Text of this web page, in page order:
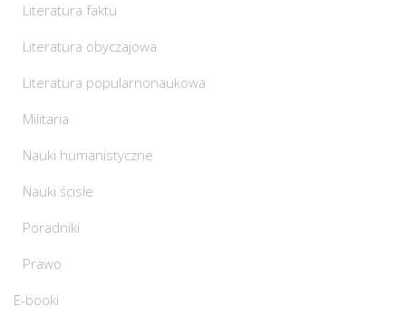
Literatura faktu
Literatura obyczajowa
Literatura popularnonaukowa
Militaria
Nauki humanistyczne
Nauki ścisłe
Poradniki
Prawo
E-booki